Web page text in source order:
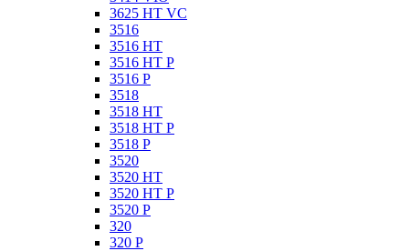
3625 HT VC
3516
3516 HT
3516 HT P
3516 P
3518
3518 HT
3518 HT P
3518 P
3520
3520 HT
3520 HT P
3520 P
320
320 P